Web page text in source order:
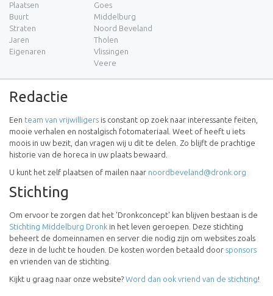
Plaatsen
Buurt
Straten
Jaren
Eigenaren
Goes
Middelburg
Noord Beveland
Tholen
Vlissingen
Veere
Redactie
Een team van vrijwilligers is constant op zoek naar interessante feiten,
mooie verhalen en nostalgisch fotomateriaal. Weet of heeft u iets
moois in uw bezit, dan vragen wij u dit te delen. Zo blijft de prachtige
historie van de horeca in uw plaats bewaard.
U kunt het zelf plaatsen of mailen naar noordbeveland@dronk.org
Stichting
Om ervoor te zorgen dat het 'Dronkconcept' kan blijven bestaan is de
Stichting Middelburg Dronk in het leven geroepen. Deze stichting
beheert de domeinnamen en server die nodig zijn om websites zoals
deze in de lucht te houden. De kosten worden betaald door sponsors
en vrienden van de stichting.
Kijkt u graag naar onze website? Word dan ook vriend van de stichting!